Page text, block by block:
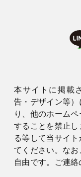
本サイトに掲載
告・デザイン等
り、他のホーム
することを禁止
る等して当サイ
てください。な
自由です。ご連絡